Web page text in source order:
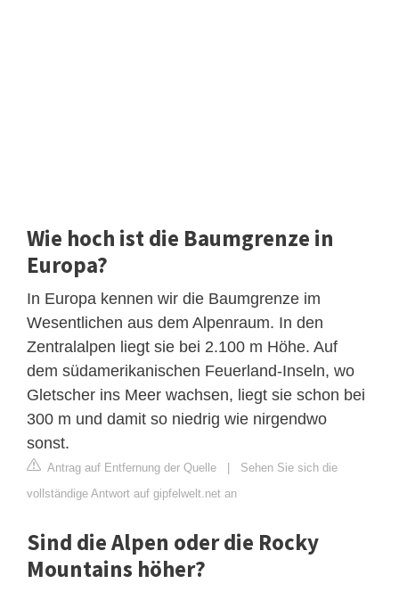
Wie hoch ist die Baumgrenze in
Europa?
In Europa kennen wir die Baumgrenze im
Wesentlichen aus dem Alpenraum. In den
Zentralalpen liegt sie bei 2.100 m Höhe. Auf
dem südamerikanischen Feuerland-Inseln, wo
Gletscher ins Meer wachsen, liegt sie schon bei
300 m und damit so niedrig wie nirgendwo
sonst.
Antrag auf Entfernung der Quelle | Sehen Sie sich die
vollständige Antwort auf gipfelwelt.net an
Sind die Alpen oder die Rocky
Mountains höher?